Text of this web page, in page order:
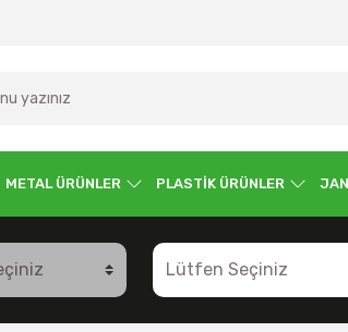
METAL ÜRÜNLER PLASTİK ÜRÜNLER